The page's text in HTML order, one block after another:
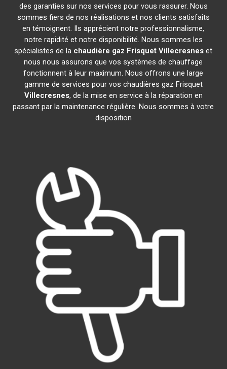
des garanties sur nos services pour vous rassurer. Nous
sommes fiers de nos réalisations et nos clients satisfaits
en témoignent. Ils apprécient notre professionnalisme,
notre rapidité et notre disponibilité. Nous sommes les
spécialistes de la chaudière gaz Frisquet Villecresnes et
nous nous assurons que vos systèmes de chauffage
fonctionnent à leur maximum. Nous offrons une large
gamme de services pour vos chaudières gaz Frisquet
Villecresnes, de la mise en service à la réparation en
passant par la maintenance régulière. Nous sommes à votre
disposition